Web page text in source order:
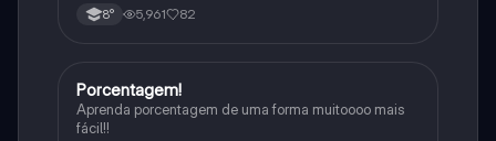
8° 5,961 82
Matematica
Porcentagem!
Aprenda porcentagem de uma forma muitoooo mais
fácil!!